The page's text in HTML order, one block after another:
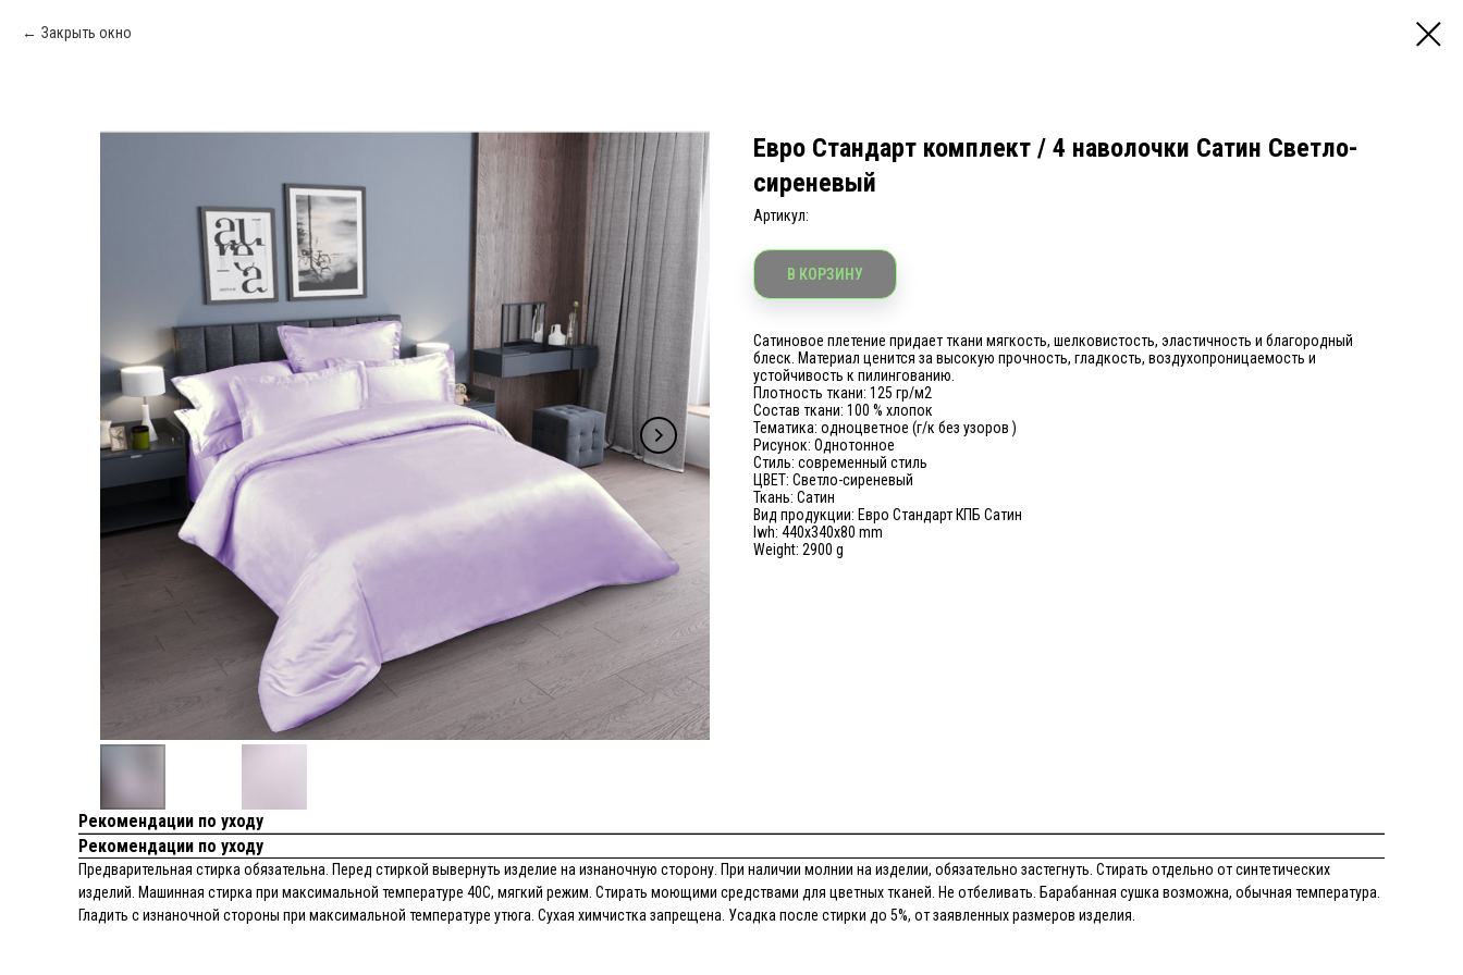
Закрыть окно
Евро Стандарт комплект / 4 наволочки Сатин Светло-
сиреневый
Артикул:
В КОРЗИНУ
Сатиновое плетение придает ткани мягкость, шелковистость, эластичность и благородный
блеск. Материал ценится за высокую прочность, гладкость, воздухопроницаемость и
устойчивость к пилингованию.
Плотность ткани: 125 гр/м2
Состав ткани: 100 % хлопок
Тематика: одноцветное (г/к без узоров )
Рисунок: Однотонное
Стиль: современный стиль
ЦВЕТ: Светло-сиреневый
Ткань: Сатин
Вид продукции: Евро Стандарт КПБ Сатин
lwh: 440x340x80 mm
Weight: 2900 g
Рекомендации по уходу
Рекомендации по уходу
Предварительная стирка обязательна. Перед стиркой вывернуть изделие на изнаночную сторону. При наличии молнии на изделии, обязательно застегнуть. Стирать отдельно от синтетических
изделий. Машинная стирка при максимальной температуре 40С, мягкий режим. Стирать моющими средствами для цветных тканей. Не отбеливать. Барабанная сушка возможна, обычная температура.
Гладить с изнаночной стороны при максимальной температуре утюга. Сухая химчистка запрещена. Усадка после стирки до 5%, от заявленных размеров изделия.